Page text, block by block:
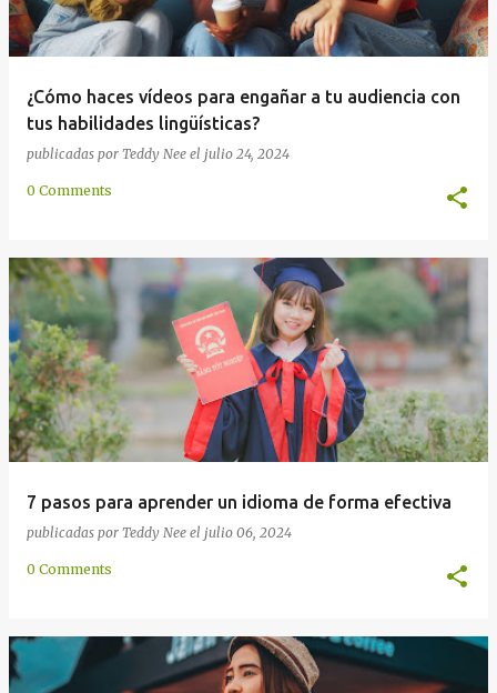
¿Cómo haces vídeos para engañar a tu audiencia con
tus habilidades lingüísticas?
publicadas por Teddy Nee el julio 24, 2024
0 Comments
7 pasos para aprender un idioma de forma efectiva
publicadas por Teddy Nee el julio 06, 2024
0 Comments